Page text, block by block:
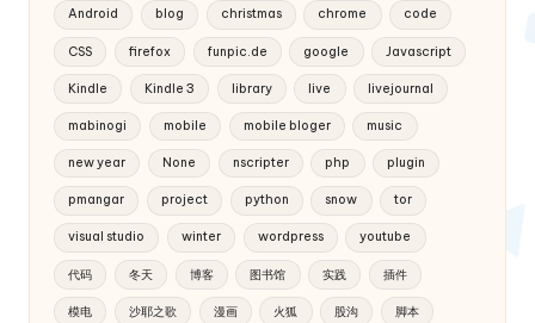
Android blog christmas chrome code
CSS firefox funpic.de google Javascript
Kindle Kindle 3 library live livejournal
mabinogi mobile mobile bloger music
new year None nscripter php plugin
pmangar project python snow tor
visual studio winter wordpress youtube
代码 冬天 博客 图书馆 实践 插件
模电 沙耶之歌 漫画 火狐 股沟 脚本